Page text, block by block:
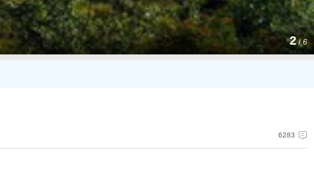
习近平治国理政进行时 3/6
6283